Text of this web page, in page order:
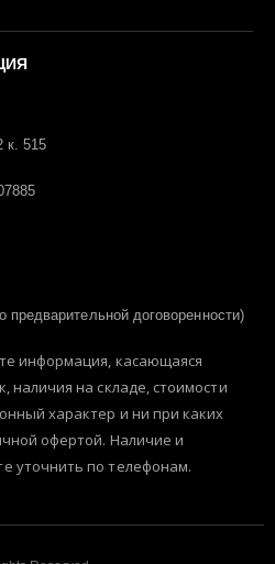
к. 515
договоренности)
информация, касающаяся
наличия на складе, стоимости
характер и ни при каких
офертой. Наличие и
уточнить по телефонам.